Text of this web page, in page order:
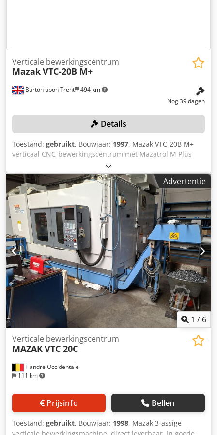
Burton upon Trent 494 km
Verticale bewerkingscentrum
MazakVTC-20B M+
Nog 39 dagen
Details
Toestand: gebruikt, Bouwjaar: 1997, Mazak VTC-20B M+
verticaal CNC-bewerkingscentrum met Mazatrol M Plus
CNC-besturing, tafelafmetingen 1460 mm x 510 mm, 20-
voudig gereedschapswisselsysteem, CAT 40-spilconus,
maximale spindelsnelheid 10.000 tpm, bewegingsbereik X
= 1040 mm, Y = 510 mm, Z = 640 mm, maximale tabellast
500 kg, machinegewicht 5850 kg. Serienummer 125075
(1997). Codpfszr Iymex Ag Ajha Locatie: Deze machines
bevinden zich in Burton-on-Trent, Verenigd Koninkrijk.
Helaas zijn er geen faciliteiten voor het laden aanwezig.
Demontage en laden zijn voor rekening van de koper.
Advertentie
1 / 6
Flandre Occidentale
111 km
Verticale bewerkingscentrum
MAZAKVTC 20C
Prijsinfo Bellen
Toestand: gebruikt, Bouwjaar: 1998, Mazak 3-assige